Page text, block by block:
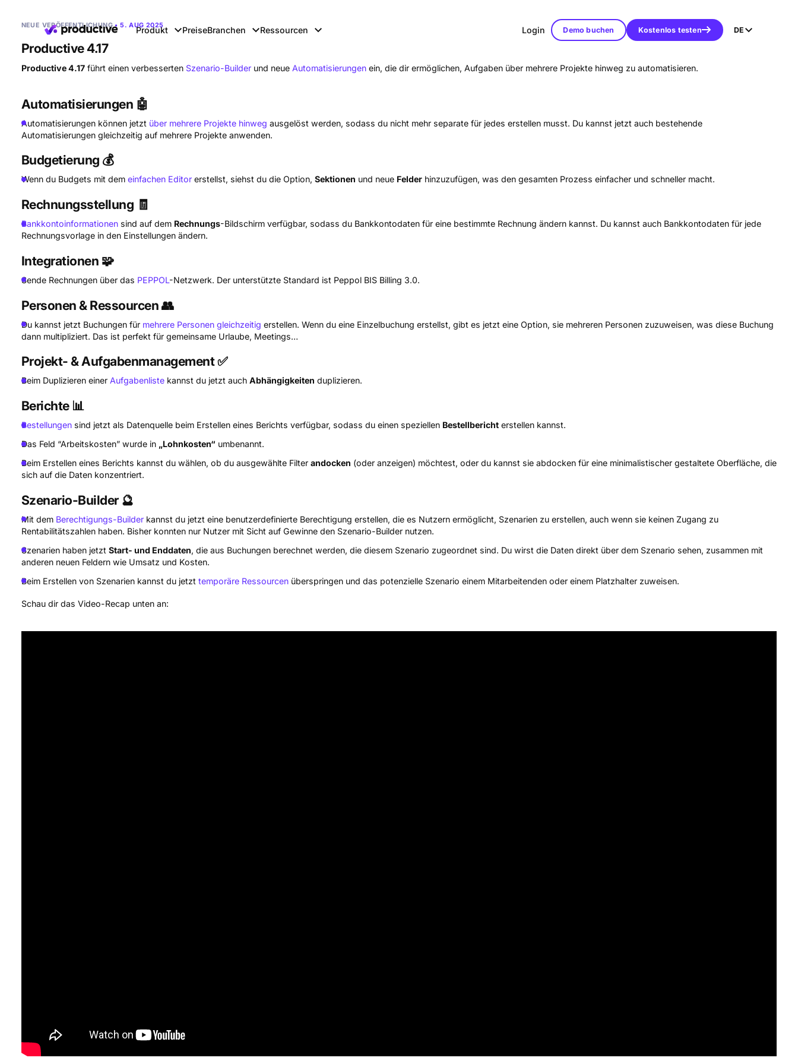
Produkt PreiseBranchen Ressourcen Login Demo buchen Kostenlos testen DE
NEUE VERÖFFENTLICHUNG• 5. AUG 2025
Productive 4.17
Productive 4.17führt einen verbesserten Szenario-Builderund neue Automatisierungenein, die dir ermöglichen, Aufgaben über mehrere Projekte hinweg zu automatisieren.
Automatisierungen 🤖
Automatisierungen können jetzt über mehrere Projekte hinweg ausgelöst werden, sodass du nicht mehr separate für jedes erstellen musst. Du kannst jetzt auch bestehende
Automatisierungen gleichzeitig auf mehrere Projekte anwenden.
Budgetierung 💰
Wenn du Budgets mit dem einfachen Editorerstellst, siehst du die Option, Sektionen und neue Felderhinzuzufügen, was den gesamten Prozess einfacher und schneller macht.
Rechnungsstellung 🧾
Bankkontoinformationensind auf dem Rechnungs-Bildschirm verfügbar, sodass du Bankkontodaten für eine bestimmte Rechnung ändern kannst. Du kannst auch Bankkontodaten für jede
Rechnungsvorlage in den Einstellungen ändern.
Integrationen 🧩
Sende Rechnungen über das PEPPOL-Netzwerk. Der unterstützte Standard ist Peppol BIS Billing 3.0.
Personen & Ressourcen 👥
Du kannst jetzt Buchungen für mehrere Personen gleichzeitig erstellen. Wenn du eine Einzelbuchung erstellst, gibt es jetzt eine Option, sie mehreren Personen zuzuweisen, was diese Buchung
dann multipliziert. Das ist perfekt für gemeinsame Urlaube, Meetings…
Projekt- & Aufgabenmanagement ✅
Beim Duplizieren einer Aufgabenlistekannst du jetzt auch Abhängigkeiten duplizieren.
Berichte 📊
Bestellungensind jetzt als Datenquelle beim Erstellen eines Berichts verfügbar, sodass du einen speziellen Bestellberichterstellen kannst.
Das Feld “Arbeitskosten” wurde in „Lohnkosten“ umbenannt.
Beim Erstellen eines Berichts kannst du wählen, ob du ausgewählte Filter andocken (oder anzeigen) möchtest, oder du kannst sie abdocken für eine minimalistischer gestaltete Oberfläche, die
sich auf die Daten konzentriert.
Szenario-Builder🔮
Mit dem Berechtigungs-Builderkannst du jetzt eine benutzerdefinierte Berechtigung erstellen, die es Nutzern ermöglicht, Szenarien zu erstellen, auch wenn sie keinen Zugang zu
Rentabilitätszahlen haben. Bisher konnten nur Nutzer mit Sicht auf Gewinne den Szenario-Builder nutzen.
Szenarien haben jetzt Start- und Enddaten, die aus Buchungen berechnet werden, die diesem Szenario zugeordnet sind. Du wirst die Daten direkt über dem Szenario sehen, zusammen mit
anderen neuen Feldern wie Umsatz und Kosten.
Beim Erstellen von Szenarien kannst du jetzt temporäre Ressourcenüberspringen und das potenzielle Szenario einem Mitarbeitenden oder einem Platzhalter zuweisen.
Schau dir das Video-Recap unten an: